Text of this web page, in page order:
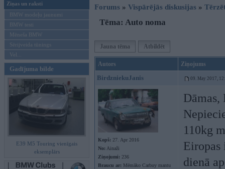
Ziņas un raksti
BMW modeļu jaunumi
BMW testi
Mēneša BMW
Sērijveida tūnings
Vel...
Gadījuma bilde
E39 M5 Touring vienīgais
eksemplārs
Forums » Vispārējās diskusijas »
Tēma: Auto noma
Jauna tēma Atbildēt
Autors Ziņojums
BirdzniekuJanis 09. May 2017,
Kopš: 27. Apr 2016
No: Ainaži
Ziņojumi: 236
Braucu ar: Mēmāko Carbuy mantu
Dāmas,
110kg
Eiropas
dienā